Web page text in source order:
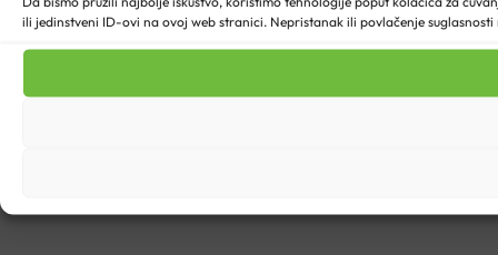
ili jedinstveni ID-ovi na ovoj web stranici. Nepristanak ili povlačenje